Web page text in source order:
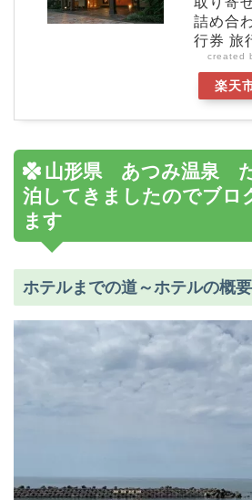
詰め合
行券 旅
created
楽天
山形県 あつみ温泉
泊してきましたのでブロ
ます
ホテルまでの道～ホテルの概要